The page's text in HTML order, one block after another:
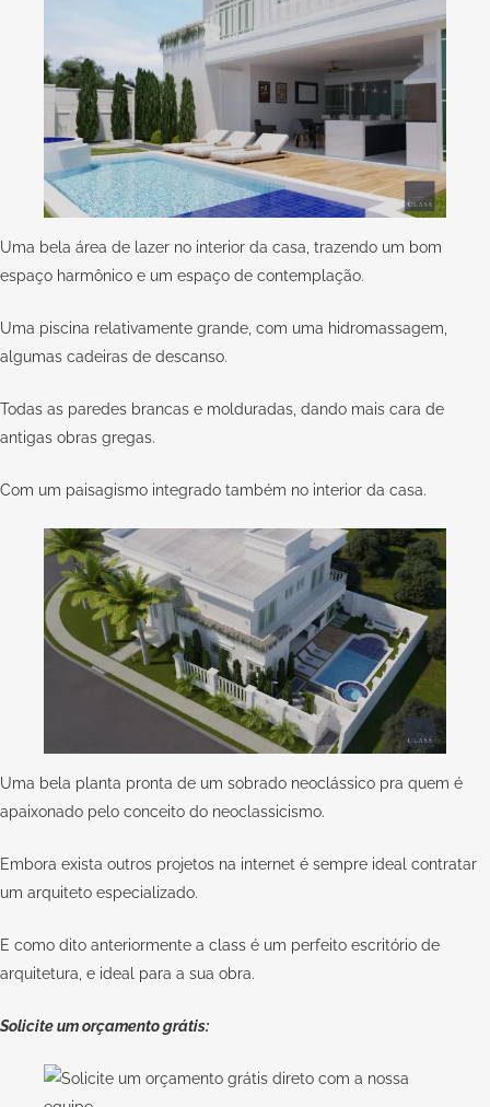
Uma bela área de lazer no interior da casa, trazendo um bom
espaço harmônico e um espaço de contemplação.
Uma piscina relativamente grande, com uma hidromassagem,
algumas cadeiras de descanso.
Todas as paredes brancas e molduradas, dando mais cara de
antigas obras gregas.
Com um paisagismo integrado também no interior da casa.
Uma bela planta pronta de um sobrado neoclássico pra quem é
apaixonado pelo conceito do neoclassicismo.
Embora exista outros projetos na internet é sempre ideal contratar
um arquiteto especializado.
E como dito anteriormente a class é um perfeito escritório de
arquitetura, e ideal para a sua obra.
Solicite um orçamento grátis: